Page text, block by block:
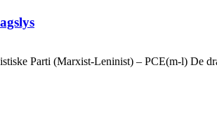
Parti (Marxist-Leninist) – PCE(m-l) De